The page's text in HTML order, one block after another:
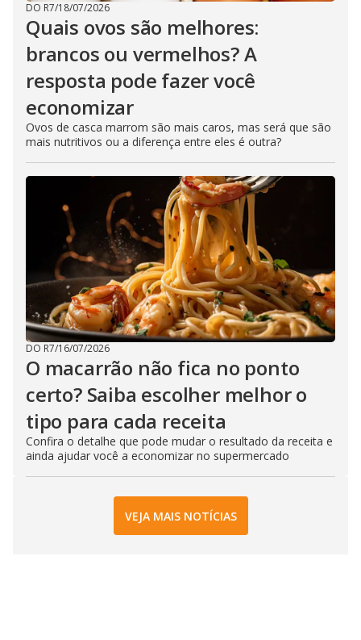
DO R7/18/07/2026
Quais ovos são melhores:
brancos ou vermelhos? A
resposta pode fazer você
economizar
Ovos de casca marrom são mais caros, mas será que são
mais nutritivos ou a diferença entre eles é outra?
DO R7/16/07/2026
O macarrão não fica no ponto
certo? Saiba escolher melhor o
tipo para cada receita
Confira o detalhe que pode mudar o resultado da receita e
ainda ajudar você a economizar no supermercado
VEJA MAIS NOTÍCIAS